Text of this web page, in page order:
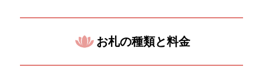
お札の種類と料金